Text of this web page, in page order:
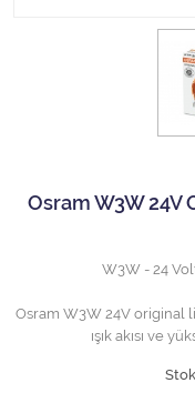
Kamyon Gösterge
Osram W3W 24V
W3W - 24
Osram W3W 24V original
ışık akısı ve